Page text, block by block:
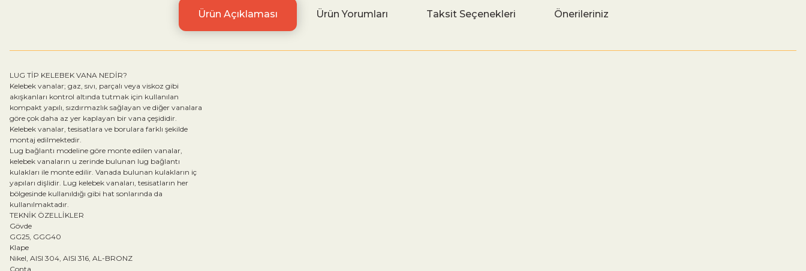
Ürün Açıklaması Ürün Yorumları Taksit Seçenekleri Önerileriniz
LUG TİP KELEBEK VANA NEDİR?
Kelebek vanalar; gaz, sıvı, parçalı veya viskoz gibi
akışkanları kontrol altında tutmak için kullanılan
kompakt yapılı, sızdırmazlık sağlayan ve diğer vanalara
göre çok daha az yer kaplayan bir vana çeşididir.
Kelebek vanalar, tesisatlara ve borulara farklı şekilde
montaj edilmektedir.
Lug bağlantı modeline göre monte edilen vanalar,
kelebek vanaların u zerinde bulunan lug bağlantı
kulakları ile monte edilir. Vanada bulunan kulakların iç
yapıları dişlidir. Lug kelebek vanaları, tesisatların her
bölgesinde kullanıldığı gibi hat sonlarında da
kullanılmaktadır.
TEKNİK ÖZELLİKLER
Gövde
GG25, GGG40
Klape
Nikel, AISI 304, AISI 316, AL-BRONZ
Conta